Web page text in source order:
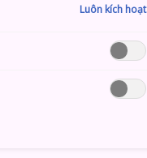
Luôn kích hoạt